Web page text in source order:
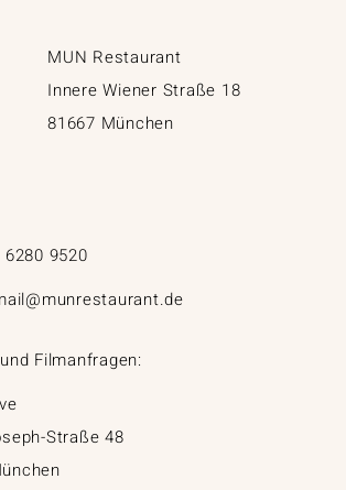
MUN Restaurant
Innere Wiener Straße 18
81667 München
9520
Filmanfragen:
Straße 48